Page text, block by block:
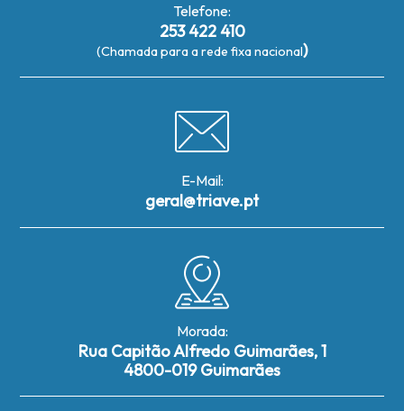
Telefone:
253 422 410
(Chamada para a rede fixa nacional)
E-Mail:
geral@triave.pt
Morada:
Rua Capitão Alfredo Guimarães, 1
4800-019 Guimarães